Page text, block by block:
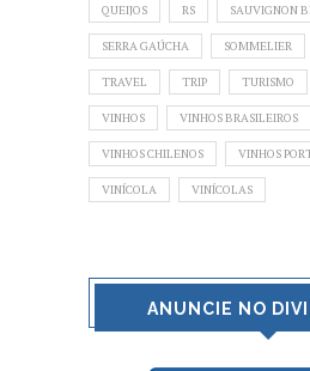
QUEIJOS RS SAUVIGNON
SERRA GAÚCHA SOMMELIER
TRAVEL TRIP TURISMO
VINHOS VINHOS BRASILEIROS
VINHOS CHILENOS VINHOS
VINÍCOLA VINÍCOLAS
ANUNCIE NO